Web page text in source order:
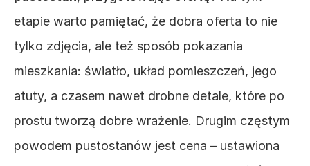
etapie warto pamiętać, że dobra oferta to nie
tylko zdjęcia, ale też sposób pokazania
mieszkania: światło, układ pomieszczeń, jego
atuty, a czasem nawet drobne detale, które po
prostu tworzą dobre wrażenie. Drugim częstym
powodem pustostanów jest cena – ustawiona